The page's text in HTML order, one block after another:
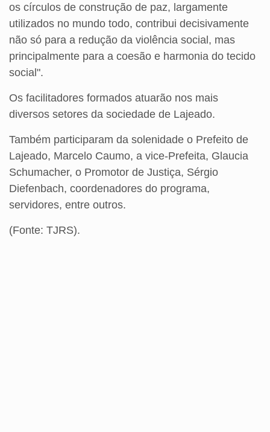
os círculos de construção de paz, largamente
utilizados no mundo todo, contribui decisivamente
não só para a redução da violência social, mas
principalmente para a coesão e harmonia do tecido
social".
Os facilitadores formados atuarão nos mais
diversos setores da sociedade de Lajeado.
Também participaram da solenidade o Prefeito de
Lajeado, Marcelo Caumo, a vice-Prefeita, Glaucia
Schumacher, o Promotor de Justiça, Sérgio
Diefenbach, coordenadores do programa,
servidores, entre outros.
(Fonte: TJRS).